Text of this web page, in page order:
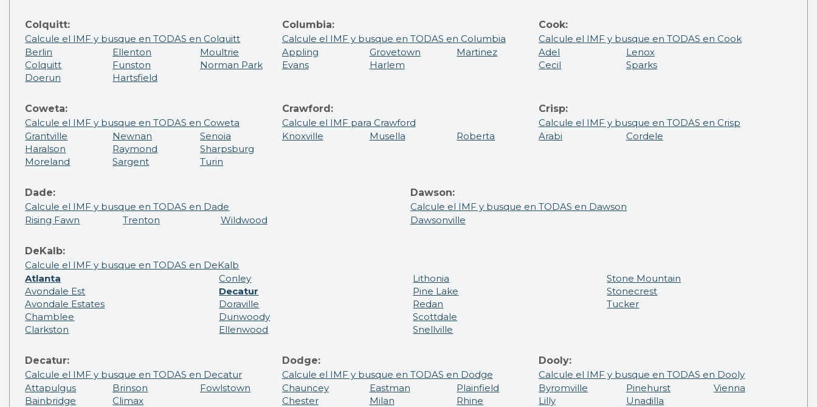
Colquitt:
Calcule el IMF y busque en TODAS en Colquitt
Berlin
Colquitt
Doerun
Ellenton
Funston
Hartsfield
Moultrie
Norman Park
Columbia:
Calcule el IMF y busque en TODAS en Columbia
Appling
Evans
Grovetown
Harlem
Martinez
Cook:
Calcule el IMF y busque en TODAS en Cook
Adel
Cecil
Lenox
Sparks
Coweta:
Calcule el IMF y busque en TODAS en Coweta
Grantville
Haralson
Moreland
Newnan
Raymond
Sargent
Senoia
Sharpsburg
Turin
Crawford:
Calcule el IMF para Crawford
Knoxville
Musella Roberta
Crisp:
Calcule el IMF y busque en TODAS en Crisp
Arabi
Cordele
Dade:
Calcule el IMF y busque en TODAS en Dade
Rising Fawn
Trenton Wildwood
Dawson:
Calcule el IMF y busque en TODAS en Dawson
Dawsonville
DeKalb:
Calcule el IMF y busque en TODAS en DeKalb
Atlanta
Avondale Est
Avondale Estates
Chamblee
Clarkston
Conley
Decatur
Doraville
Dunwoody
Ellenwood
Lithonia
Pine Lake
Redan
Scottdale
Snellville
Stone Mountain
Stonecrest
Tucker
Decatur:
Calcule el IMF y busque en TODAS en Decatur
Attapulgus
Bainbridge
Brinson
Climax
Fowlstown
Dodge:
Calcule el IMF y busque en TODAS en Dodge
Chauncey
Chester
Eastman
Milan
Plainfield
Rhine
Dooly:
Calcule el IMF y busque en TODAS en Dooly
Byromville
Lilly
Pinehurst
Unadilla
Vienna